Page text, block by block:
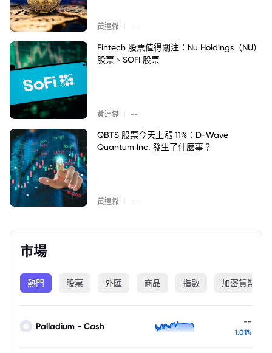
黃達傑 --
Fintech 股票值得關注：Nu Holdings（NU）
股票、SOFI 股票
黃達傑 --
QBTS 股票今天上漲 11%：D-Wave
Quantum Inc. 發生了什麼事？
黃達傑 --
市場
熱門 股票 外匯 商品 指數 加密貨幣
Palladium - Cash --
1.01%